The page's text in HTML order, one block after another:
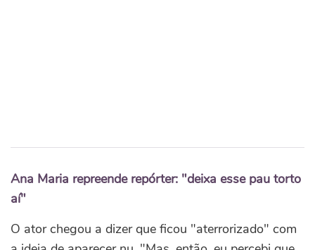
Ana Maria repreende repórter: "deixa esse pau torto
aí"
O ator chegou a dizer que ficou "aterrorizado" com